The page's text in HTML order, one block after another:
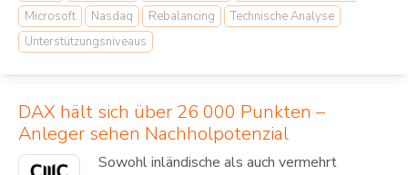
Microsoft
Nasdaq Rebalancing
Technische Analyse
Unterstützungsniveaus
DAX hält sich über 26 000 Punkten –
Anleger sehen Nachholpotenzial
Sowohl inländische als auch vermehrt